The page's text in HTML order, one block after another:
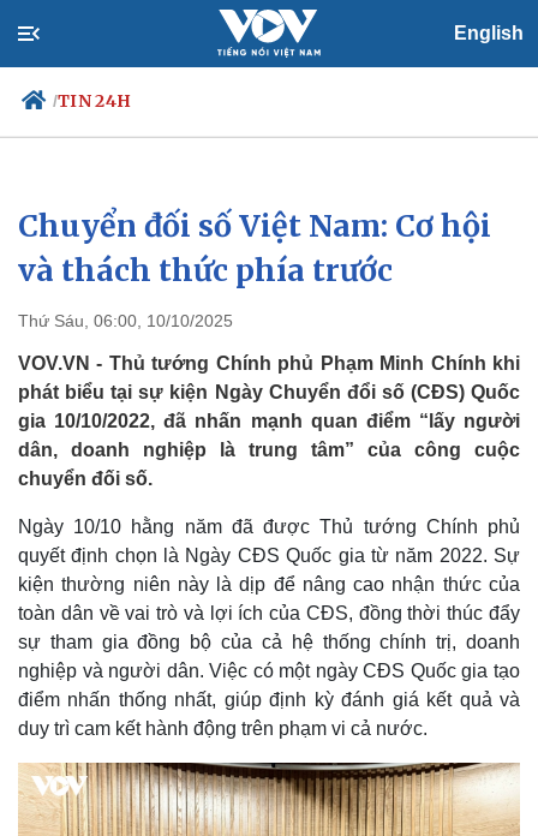
English
/TIN 24H
Chính trị
Đảng
Tổ chức nhân sự
Nhận diện sự thật
Xã hội
Tin 24h
Dự báo thời tiết
Việc làm
Biển đảo
Chuyển đối số Việt Nam: Cơ hội
và thách thức phía trước
Thứ Sáu, 06:00, 10/10/2025
VOV.VN - Thủ tướng Chính phủ Phạm Minh Chính khi
phát biểu tại sự kiện Ngày Chuyển đổi số (CĐS) Quốc
gia 10/10/2022, đã nhấn mạnh quan điểm “lấy người
dân, doanh nghiệp là trung tâm” của công cuộc
chuyển đối số.
Ngày 10/10 hằng năm đã được Thủ tướng Chính phủ
quyết định chọn là Ngày CĐS Quốc gia từ năm 2022. Sự
kiện thường niên này là dịp để nâng cao nhận thức của
toàn dân về vai trò và lợi ích của CĐS, đồng thời thúc đẩy
sự tham gia đồng bộ của cả hệ thống chính trị, doanh
nghiệp và người dân. Việc có một ngày CĐS Quốc gia tạo
điểm nhấn thống nhất, giúp định kỳ đánh giá kết quả và
duy trì cam kết hành động trên phạm vi cả nước.